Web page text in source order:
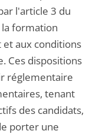
l'article 3 du
formation
aux conditions
Ces dispositions
réglementaire
tenant
des candidats,
porter une